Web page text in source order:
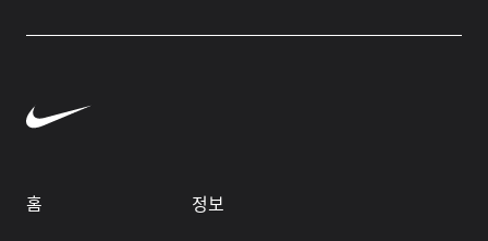
홈
정보